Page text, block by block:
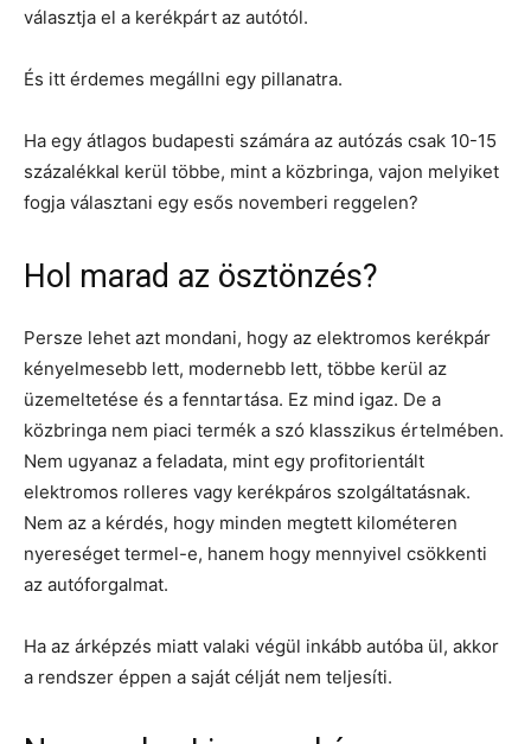
választja el a kerékpárt az autótól.
És itt érdemes megállni egy pillanatra.
Ha egy átlagos budapesti számára az autózás csak 10-15
százalékkal kerül többe, mint a közbringa, vajon melyiket
fogja választani egy esős novemberi reggelen?
Hol marad az ösztönzés?
Persze lehet azt mondani, hogy az elektromos kerékpár
kényelmesebb lett, modernebb lett, többe kerül az
üzemeltetése és a fenntartása. Ez mind igaz. De a
közbringa nem piaci termék a szó klasszikus értelmében.
Nem ugyanaz a feladata, mint egy profitorientált
elektromos rolleres vagy kerékpáros szolgáltatásnak.
Nem az a kérdés, hogy minden megtett kilométeren
nyereséget termel-e, hanem hogy mennyivel csökkenti
az autóforgalmat.
Ha az árképzés miatt valaki végül inkább autóba ül, akkor
a rendszer éppen a saját célját nem teljesíti.